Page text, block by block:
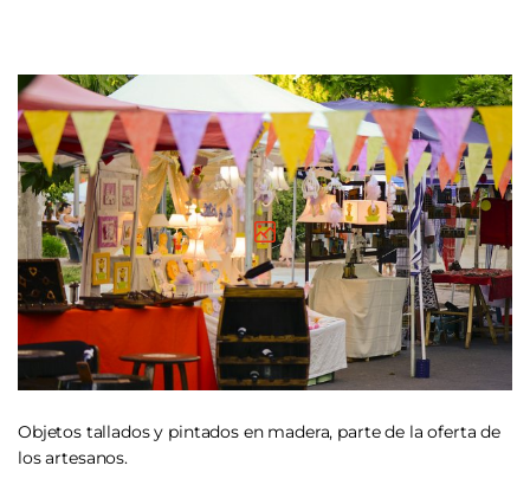
Objetos tallados y pintados en madera, parte de la oferta de
los artesanos.